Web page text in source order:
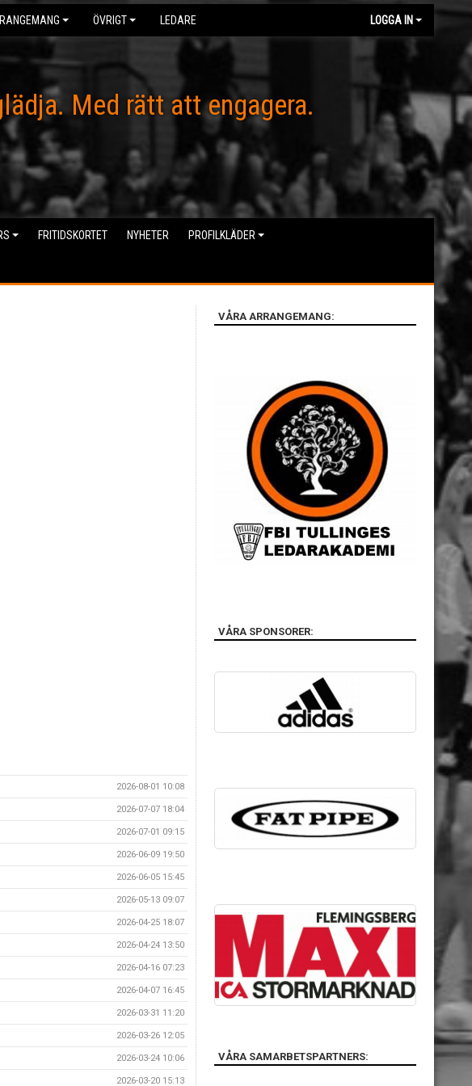
ÖVRIGT LEDARE LOGGA IN
Med rätt att engagera.
FRITIDSKORTET NYHETER PROFILKLÄDER
2026-08-01 10:08
2026-07-07 18:04
2026-07-01 09:15
2026-06-09 19:50
2026-06-05 15:45
2026-05-13 09:07
2026-04-25 18:07
2026-04-24 13:50
2026-04-16 07:23
2026-04-07 16:45
2026-03-31 11:20
2026-03-26 12:05
2026-03-24 10:06
2026-03-20 15:13
VÅRA ARRANGEMANG:
VÅRA SPONSORER:
VÅRA SAMARBETSPARTNERS: